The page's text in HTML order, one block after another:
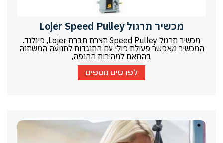
מכשיר תרגול Lojer Speed Pulley
מכשיר תרגול Speed Pulley תצרת חברת Lojer, פינלנד.
המכשיר מאפשר פעולת פולי עם התנגדות לתנועה המשתנה
בהתאם למהירות ההנפה,
לפרטים נוספים